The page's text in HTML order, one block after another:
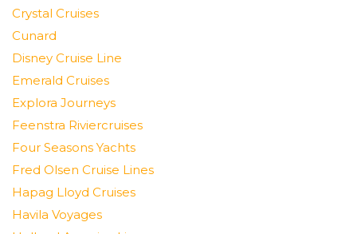
Crystal Cruises
Cunard
Disney Cruise Line
Emerald Cruises
Explora Journeys
Feenstra Riviercruises
Four Seasons Yachts
Fred Olsen Cruise Lines
Hapag Lloyd Cruises
Havila Voyages